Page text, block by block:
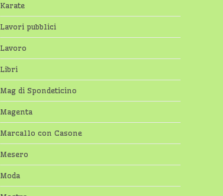
Karate
Lavori pubblici
Lavoro
Libri
Mag di Spondeticino
Magenta
Marcallo con Casone
Mesero
Moda